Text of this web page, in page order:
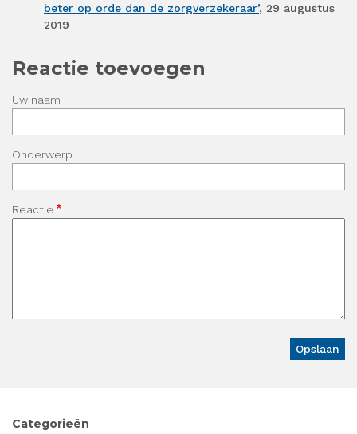
beter op orde dan de zorgverzekeraar’, 29 augustus
2019
Reactie toevoegen
Uw naam
Onderwerp
Reactie
Categorieën